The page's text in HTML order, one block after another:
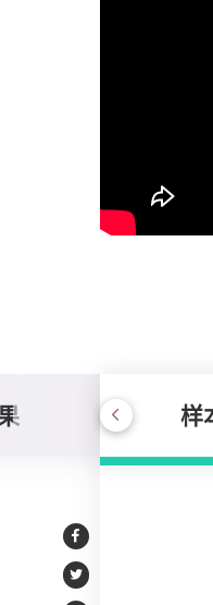
样
Facebook
Twitter
样本